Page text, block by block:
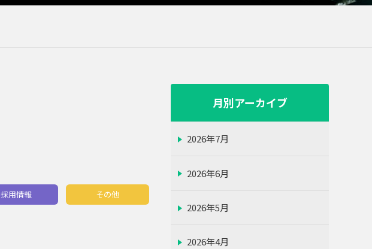
月別アーカイブ
2026年7月
2026年6月
2026年5月
2026年4月
採用情報 その他